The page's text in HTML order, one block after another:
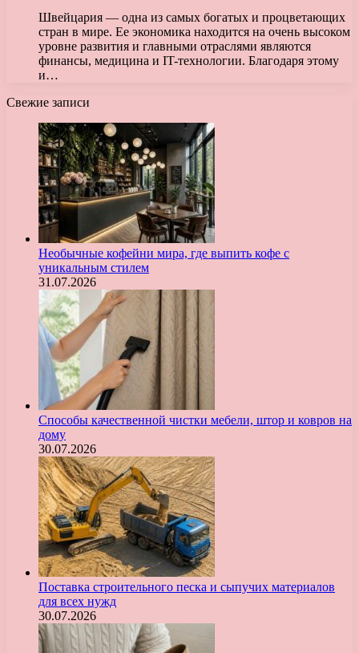
Швейцария — одна из самых богатых и процветающих
стран в мире. Ее экономика находится на очень высоком
уровне развития и главными отраслями являются
финансы, медицина и IT-технологии. Благодаря этому
и…
Свежие записи
Необычные кофейни мира, где выпить кофе с
уникальным стилем
31.07.2026
Способы качественной чистки мебели, штор и ковров на
дому
30.07.2026
Поставка строительного песка и сыпучих материалов
для всех нужд
30.07.2026